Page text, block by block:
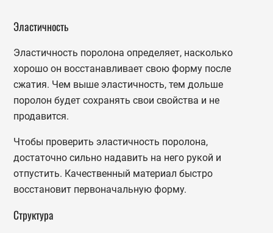
Эластичность
Эластичность поролона определяет, насколько
хорошо он восстанавливает свою форму после
сжатия. Чем выше эластичность, тем дольше
поролон будет сохранять свои свойства и не
продавится.
Чтобы проверить эластичность поролона,
достаточно сильно надавить на него рукой и
отпустить. Качественный материал быстро
восстановит первоначальную форму.
Структура